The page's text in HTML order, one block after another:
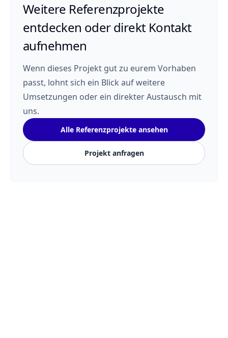
Weitere Referenzprojekte
entdecken oder direkt Kontakt
aufnehmen
Wenn dieses Projekt gut zu eurem Vorhaben
passt, lohnt sich ein Blick auf weitere
Umsetzungen oder ein direkter Austausch mit
uns.
Alle Referenzprojekte ansehen
Projekt anfragen